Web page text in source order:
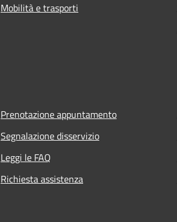
Mobilità e trasporti
Prenotazione appuntamento
Segnalazione disservizio
Leggi le FAQ
Richiesta assistenza